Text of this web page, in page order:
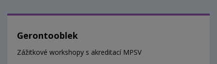
Gerontooblek
Zážitkové workshopy s akreditací MPSV